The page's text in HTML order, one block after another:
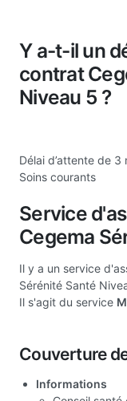
Y a-t-il un
contrat
Niveau 5 ?
Délai d’attente de
Soins courants
Service
Cegema
Il y a un service
Sérénité Santé
Il s'agit du service
Couverture
Informations